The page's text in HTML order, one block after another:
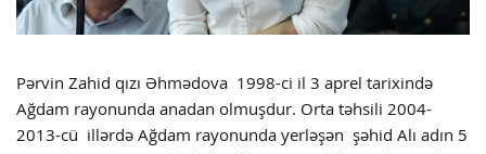
Pərvin Zahid qızı Əhmədova 1998-ci il 3 aprel tarixində
Ağdam rayonunda anadan olmuşdur. Orta təhsili 2004-
2013-cü illərdə Ağdam rayonunda yerləşən şəhid Alı adın 5